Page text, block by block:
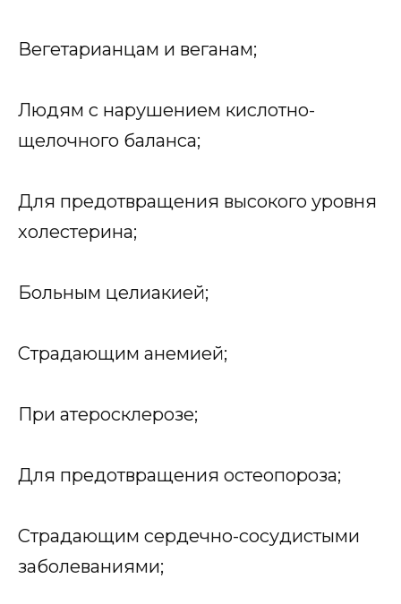
Вегетарианцам и веганам;
Людям с нарушением кислотно-
щелочного баланса;
Для предотвращения высокого уровня
холестерина;
Больным целиакией;
Страдающим анемией;
При атеросклерозе;
Для предотвращения остеопороза;
Страдающим сердечно-сосудистыми
заболеваниями;